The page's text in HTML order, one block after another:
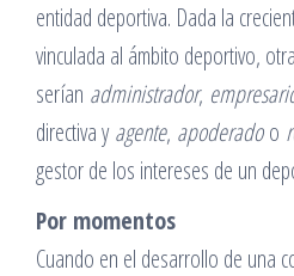
entidad deportiva. Dada la
vinculada al ámbito deportivo,
serían administrador,
directiva yagente, apoderadoo
gestor de los intereses de un
Por momentos
Cuando en el desarrollo de una